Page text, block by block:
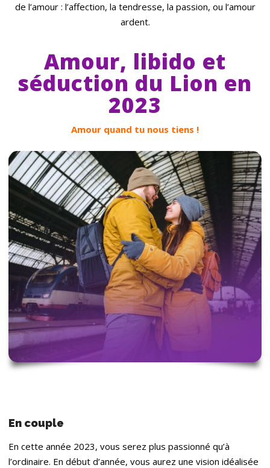
de l’amour : l’affection, la tendresse, la passion, ou l’amour
ardent.
Amour, libido et
séduction du Lion en
2023
Amour quand tu nous tiens !
En couple
En cette année 2023, vous serez plus passionné qu’à
l’ordinaire. En début d’année, vous aurez une vision idéalisée